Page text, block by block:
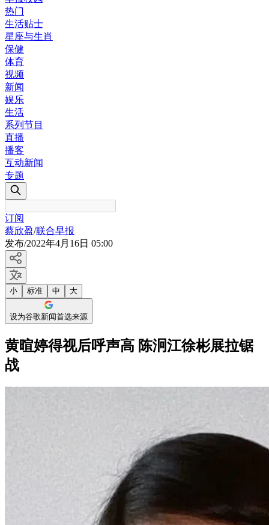
热门
生活贴士
星座与生肖
保健
体育
视频
新闻
娱乐
生活
系列节目
直播
播客
互动新闻
专题
订阅
蔡欣盈/联合早报
发布/2022年4月16日 05:00
小 标准 中 大
设为谷歌新闻首选来源
黄暄婷得视后呼声高 陈泂江徐彬展拉锯
战